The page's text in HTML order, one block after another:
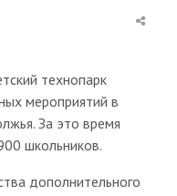
технопарк
мероприятий в
За это время
школьников.
дополнительного